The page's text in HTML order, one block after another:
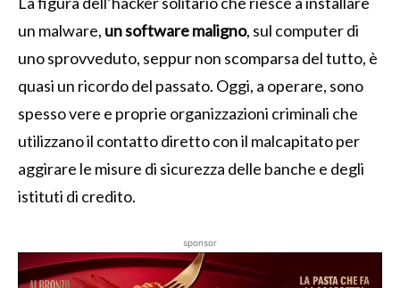
un malware, un software maligno, sul computer di
uno sprovveduto, seppur non scomparsa del tutto, è
quasi un ricordo del passato. Oggi, a operare, sono
spesso vere e proprie organizzazioni criminali che
utilizzano il contatto diretto con il malcapitato per
aggirare le misure di sicurezza delle banche e degli
istituti di credito.
sponsor